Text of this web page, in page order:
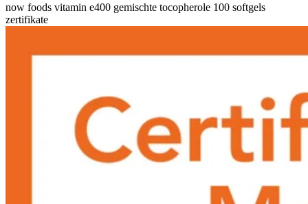
now foods vitamin e400 gemischte tocopherole 100 softgels
zertifikate